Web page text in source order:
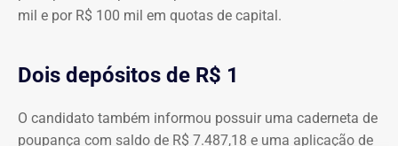
mil e por R$ 100 mil em quotas de capital.
Dois depósitos de R$ 1
O candidato também informou possuir uma caderneta de
poupança com saldo de R$ 7.487,18 e uma aplicação de